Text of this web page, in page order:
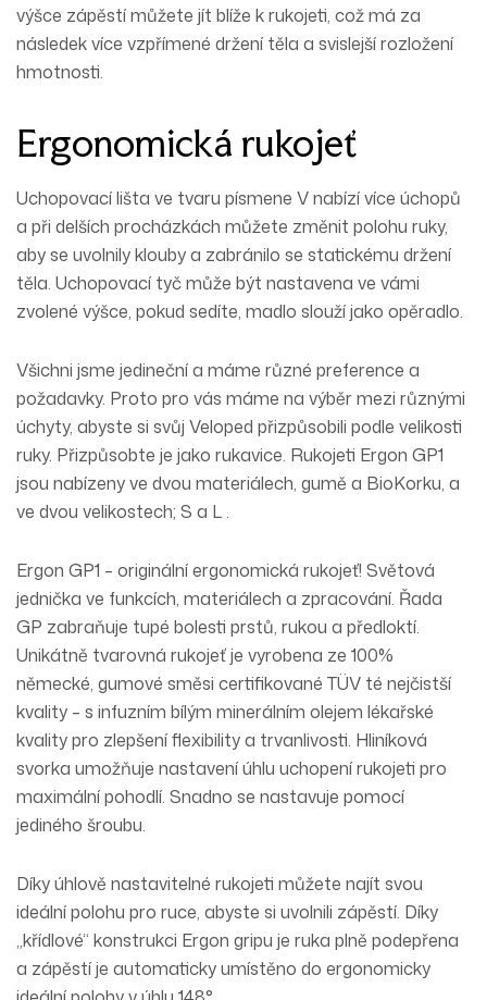
výšce zápěstí můžete jít blíže k rukojeti, což má za
následek více vzpřímené držení těla a svislejší rozložení
hmotnosti.
Ergonomická rukojeť
Uchopovací lišta ve tvaru písmene V nabízí více úchopů
a při delších procházkách můžete změnit polohu ruky,
aby se uvolnily klouby a zabránilo se statickému držení
těla. Uchopovací tyč může být nastavena ve vámi
zvolené výšce, pokud sedíte, madlo slouží jako opěradlo.
Všichni jsme jedineční a máme různé preference a
požadavky. Proto pro vás máme na výběr mezi různými
úchyty, abyste si svůj Veloped přizpůsobili podle velikosti
ruky. Přizpůsobte je jako rukavice. Rukojeti Ergon GP1
jsou nabízeny ve dvou materiálech, gumě a BioKorku, a
ve dvou velikostech; S a L .
Ergon GP1 – originální ergonomická rukojeť! Světová
jednička ve funkcích, materiálech a zpracování. Řada
GP zabraňuje tupé bolesti prstů, rukou a předloktí.
Unikátně tvarovná rukojeť je vyrobena ze 100%
německé, gumové směsi certifikované TÜV té nejčistší
kvality – s infuzním bílým minerálním olejem lékařské
kvality pro zlepšení flexibility a trvanlivosti. Hliníková
svorka umožňuje nastavení úhlu uchopení rukojeti pro
maximální pohodlí. Snadno se nastavuje pomocí
jediného šroubu.
Díky úhlově nastavitelné rukojeti můžete najít svou
ideální polohu pro ruce, abyste si uvolnili zápěstí. Díky
„křídlové“ konstrukci Ergon gripu je ruka plně podepřena
a zápěstí je automaticky umístěno do ergonomicky